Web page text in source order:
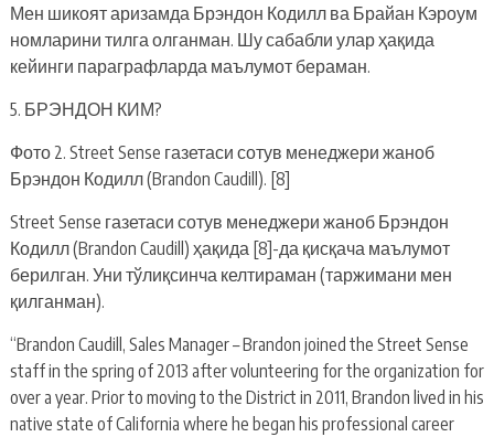
Мен шикоят аризамда Брэндон Кодилл ва Брайан Кэроум
номларини тилга олганман. Шу сабабли улар ҳақида
кейинги параграфларда маълумот бераман.
5. БРЭНДОН КИМ?
Фото 2. Street Sense газетаси сотув менеджери жаноб
Брэндон Кодилл (Brandon Caudill). [8]
Street Sense газетаси сотув менеджери жаноб Брэндон
Кодилл (Brandon Caudill) ҳақида [8]-да қисқача маълумот
берилган. Уни тўлиқсинча келтираман (таржимани мен
қилганман).
“Brandon Caudill, Sales Manager – Brandon joined the Street Sense
staff in the spring of 2013 after volunteering for the organization for
over a year. Prior to moving to the District in 2011, Brandon lived in his
native state of California where he began his professional career